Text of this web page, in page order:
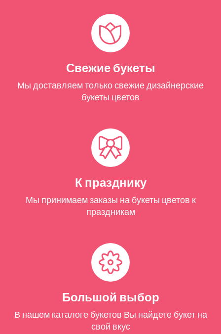
Свежие букеты
Мы доставляем только свежие дизайнерские
букеты цветов
К празднику
Мы принимаем заказы на букеты цветов к
праздникам
Большой выбор
В нашем каталоге букетов Вы найдете букет на
свой вкус